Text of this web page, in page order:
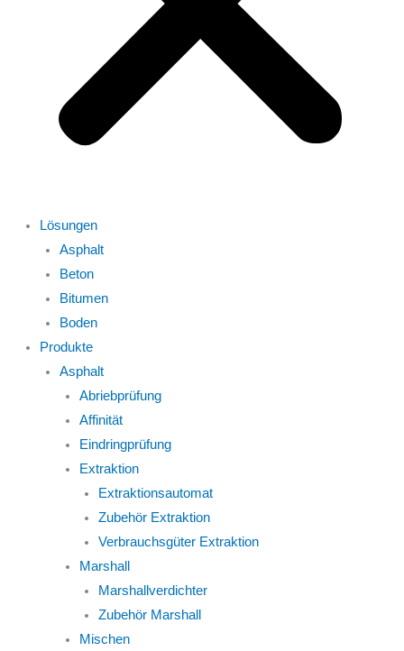
Lösungen
Asphalt
Beton
Bitumen
Boden
Produkte
Asphalt
Abriebprüfung
Affinität
Eindringprüfung
Extraktion
Extraktionsautomat
Zubehör Extraktion
Verbrauchsgüter Extraktion
Marshall
Marshallverdichter
Zubehör Marshall
Mischen